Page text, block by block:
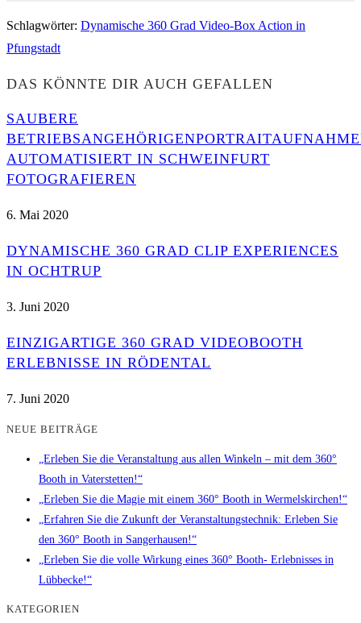
Schlagwörter: Dynamische 360 Grad Video-Box Action in
Pfungstadt
DAS KÖNNTE DIR AUCH GEFALLEN
SAUBERE
AUTOMATISIERT IN SCHWEINFURT
FOTOGRAFIEREN
6. Mai 2020
DYNAMISCHE 360 GRAD CLIP EXPERIENCES
IN OCHTRUP
3. Juni 2020
EINZIGARTIGE 360 GRAD VIDEOBOOTH
ERLEBNISSE IN RÖDENTAL
7. Juni 2020
NEUE BEITRÄGE
„Erleben Sie die Veranstaltung aus allen Winkeln – mit dem 360°
Booth in Vaterstetten!“
„Erleben Sie die Magie mit einem 360° Booth in Wermelskirchen!“
„Erfahren Sie die Zukunft der Veranstaltungstechnik: Erleben Sie
den 360° Booth in Sangerhausen!“
„Erleben Sie die volle Wirkung eines 360° Booth- Erlebnisses in
Lübbecke!“
KATEGORIEN